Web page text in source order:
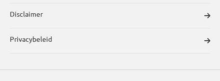
Disclaimer
Privacybeleid